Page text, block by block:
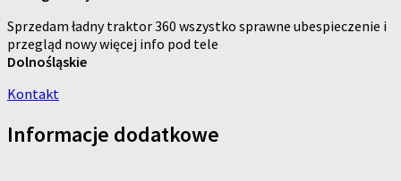
Sprzedam ładny traktor 360 wszystko sprawne ubespieczenie i
przegląd nowy więcej info pod tele
Dolnośląskie
Kontakt
Informacje dodatkowe